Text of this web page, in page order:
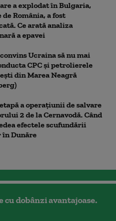
a explodat în Bulgaria,
de România, a fost
Ce arată analiza
a epavei
Ucraina să nu mai
CPC şi petrolierele
din Marea Neagră
a operațiunii de salvare
2 de la Cernavodă. Când
efectele scufundării
Dunăre
dobânzi avantajoase.